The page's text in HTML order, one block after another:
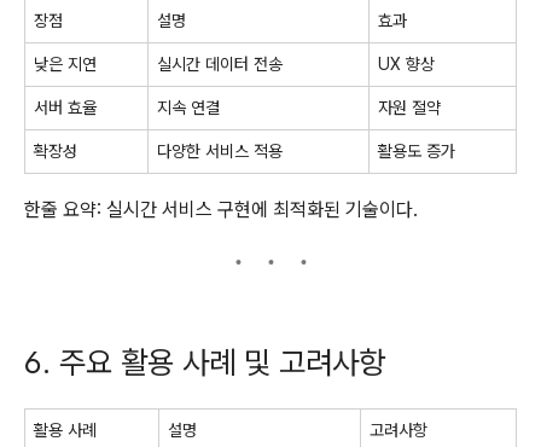
장점 설명 효과
낮은 지연 실시간 데이터 전송 UX 향상
서버 효율 지속 연결 자원 절약
확장성 다양한 서비스 적용 활용도 증가
한줄 요약: 실시간 서비스 구현에 최적화된 기술이다.
6. 주요 활용 사례 및 고려사항
활용 사례 설명 고려사항